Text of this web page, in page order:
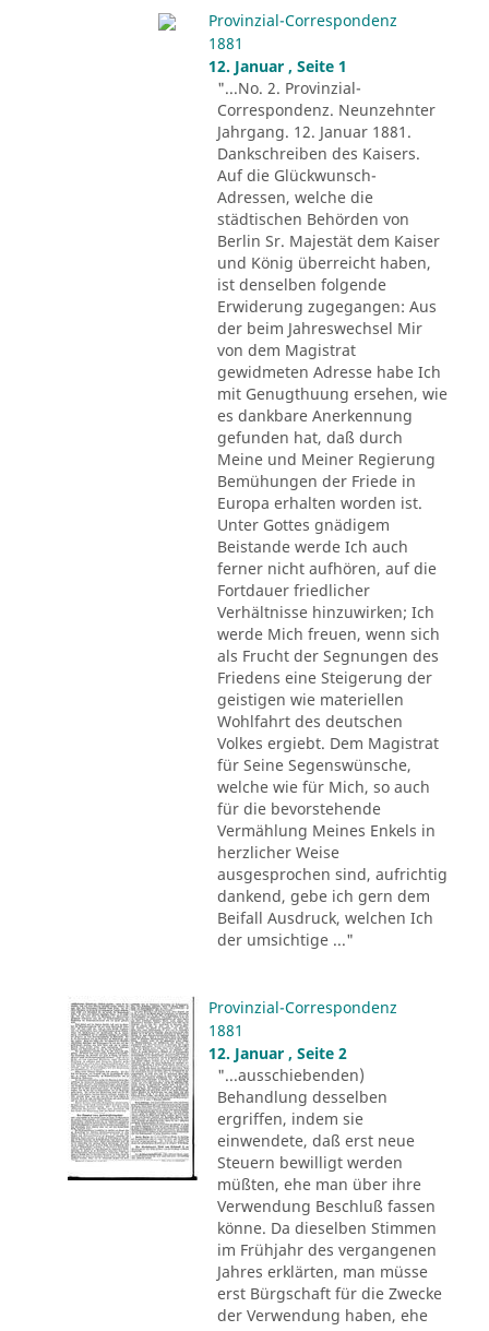
Provinzial-Correspondenz
1881
12. Januar , Seite 1
"...No. 2. Provinzial-
Correspondenz. Neunzehnter
Jahrgang. 12. Januar 1881.
Dankschreiben des Kaisers.
Auf die Glückwunsch-
Adressen, welche die
städtischen Behörden von
Berlin Sr. Majestät dem Kaiser
und König überreicht haben,
ist denselben folgende
Erwiderung zugegangen: Aus
der beim Jahreswechsel Mir
von dem Magistrat
gewidmeten Adresse habe Ich
mit Genugthuung ersehen, wie
es dankbare Anerkennung
gefunden hat, daß durch
Meine und Meiner Regierung
Bemühungen der Friede in
Europa erhalten worden ist.
Unter Gottes gnädigem
Beistande werde Ich auch
ferner nicht aufhören, auf die
Fortdauer friedlicher
Verhältnisse hinzuwirken; Ich
werde Mich freuen, wenn sich
als Frucht der Segnungen des
Friedens eine Steigerung der
geistigen wie materiellen
Wohlfahrt des deutschen
Volkes ergiebt. Dem Magistrat
für Seine Segenswünsche,
welche wie für Mich, so auch
für die bevorstehende
Vermählung Meines Enkels in
herzlicher Weise
ausgesprochen sind, aufrichtig
dankend, gebe ich gern dem
Beifall Ausdruck, welchen Ich
der umsichtige ..."
Provinzial-Correspondenz
1881
12. Januar , Seite 2
"...ausschiebenden)
Behandlung desselben
ergriffen, indem sie
einwendete, daß erst neue
Steuern bewilligt werden
müßten, ehe man über ihre
Verwendung Beschluß fassen
könne. Da dieselben Stimmen
im Frühjahr des vergangenen
Jahres erklärten, man müsse
erst Bürgschaft für die Zwecke
der Verwendung haben, ehe